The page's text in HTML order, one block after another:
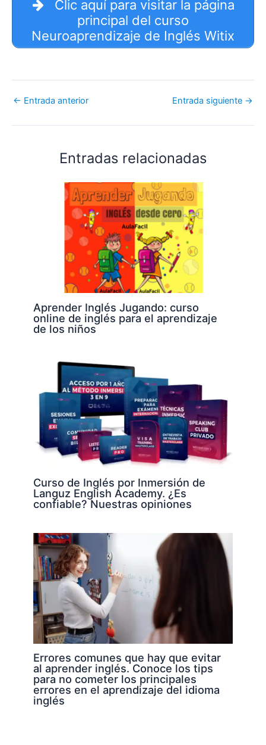
Clic aquí para visitar la página
principal del curso
Neuroaprendizaje de Inglés Witix
← Entrada anterior Entrada siguiente →
Entradas relacionadas
Aprender Inglés Jugando: curso
online de inglés para el aprendizaje
de los niños
Curso de Inglés por Inmersión de
Languz English Academy. ¿Es
confiable? Nuestras opiniones
Errores comunes que hay que evitar
al aprender inglés. Conoce los tips
para no cometer los principales
errores en el aprendizaje del idioma
inglés